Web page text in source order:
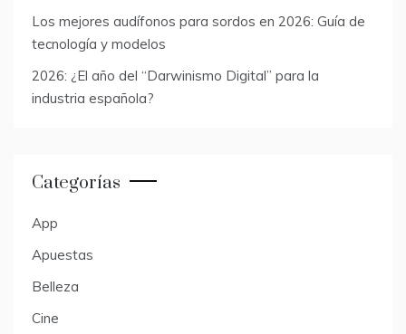
Los mejores audífonos para sordos en 2026: Guía de
tecnología y modelos
2026: ¿El año del “Darwinismo Digital” para la
industria española?
Categorías
App
Apuestas
Belleza
Cine